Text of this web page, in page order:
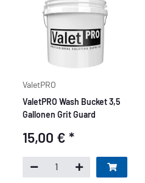
ValetPRO
ValetPRO Wash Bucket 3,5
Gallonen Grit Guard
15,00 €*